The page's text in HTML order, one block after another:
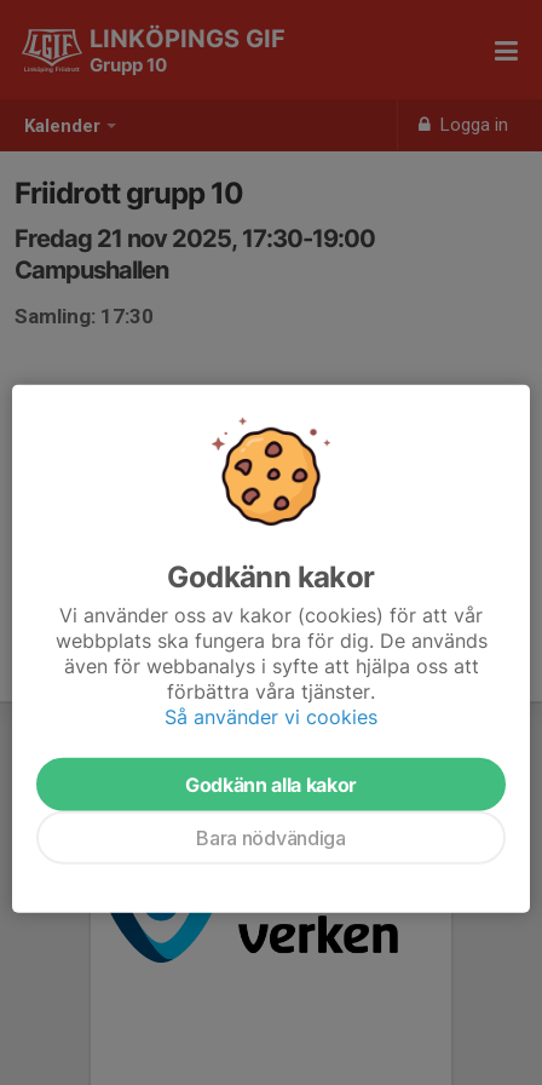
Kalender Logga in
LINKÖPINGS GIF
Grupp 10
Friidrott grupp 10
Fredag 21 nov 2025, 17:30-19:00
Campushallen
Samling: 17:30
Godkänn kakor
Vi använder oss av kakor (cookies) för att vår
webbplats ska fungera bra för dig. De används
även för webbanalys i syfte att hjälpa oss att
förbättra våra tjänster.
Så använder vi cookies
Godkänn alla kakor
Bara nödvändiga